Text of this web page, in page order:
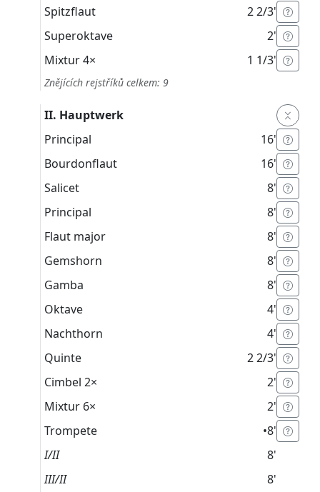
Spitzflaut
2 2/3'
Superoktave
2'
Mixtur4× 1 1/3'
Znějících rejstříků celkem: 9
II. Hauptwerk
Principal
16'
Bourdonflaut
16'
Salicet
8'
Principal
8'
Flaut major
8'
Gemshorn
8'
Gamba
8'
Oktave
4'
Nachthorn
4'
Quinte
2 2/3'
Cimbel 2×
2'
Mixtur 6×
2'
Trompete
•8'
I/II
8'
III/II
8'